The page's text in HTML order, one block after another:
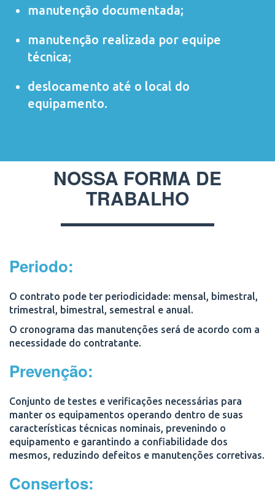
manutenção documentada;
manutenção realizada por equipe
técnica;
deslocamento até o local do
equipamento.
NOSSA FORMA DE
TRABALHO
Periodo:
O contrato pode ter periodicidade: mensal, bimestral,
trimestral, bimestral, semestral e anual.
O cronograma das manutenções será de acordo com a
necessidade do contratante.
Prevenção:
Conjunto de testes e verificações necessárias para
manter os equipamentos operando dentro de suas
características técnicas nominais, prevenindo o
equipamento e garantindo a confiabilidade dos
mesmos, reduzindo defeitos e manutenções corretivas.
Consertos: